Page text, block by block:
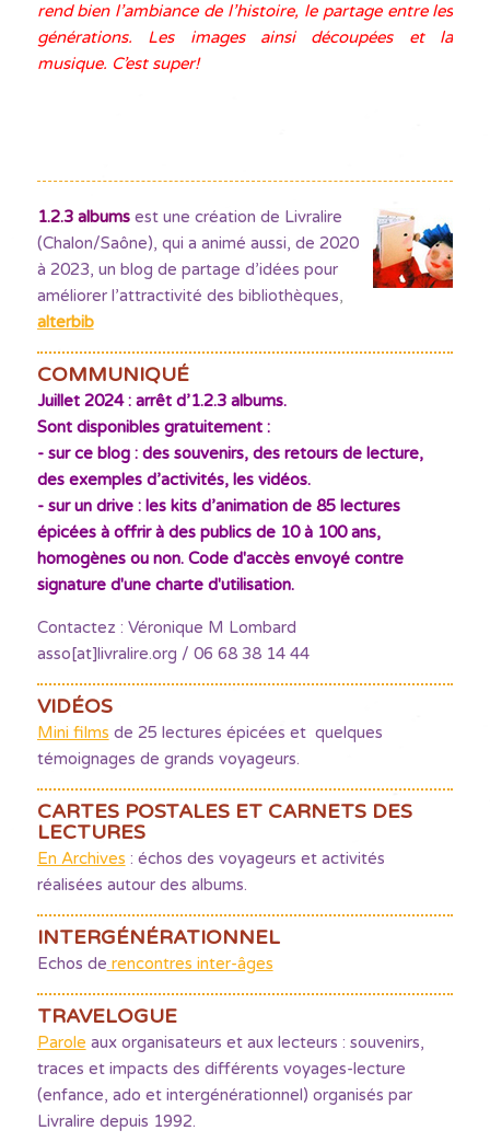
rend bien l’ambiance de l’histoire, le partage entre les
générations. Les images ainsi découpées et la
musique. C’est super!
1.2.3 albumsest une création de Livralire
(Chalon/Saône), qui a animé aussi, de 2020
à 2023, un blog de partage d’idées pour
améliorer l’attractivité des bibliothèques,
alterbib
COMMUNIQUÉ
Juillet 2024 : arrêt d’1.2.3 albums.
Sont disponibles gratuitement :
- sur ce blog : des souvenirs, des retours de lecture,
des exemples d’activités, les vidéos.
- sur un drive : les kits d’animation de 85 lectures
épicées à offrir à des publics de 10 à 100 ans,
homogènes ou non. Code d'accès envoyé contre
signature d'une charte d'utilisation.
Contactez : Véronique M Lombard
asso[at]livralire.org / 06 68 38 14 44
VIDÉOS
Mini films de 25 lectures épicées et quelques
témoignages de grands voyageurs.
CARTES POSTALES ET CARNETS DES
LECTURES
En Archives : échos des voyageurs et activités
réalisées autour des albums.
INTERGÉNÉRATIONNEL
Echos de rencontres inter-âges
TRAVELOGUE
Parole aux organisateurs et aux lecteurs : souvenirs,
traces et impacts des différents voyages-lecture
(enfance, ado et intergénérationnel) organisés par
Livralire depuis 1992.